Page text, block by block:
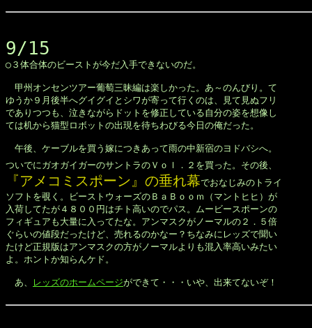
9/15
◯３体合体のビーストが今だ入手できないのだ。
甲州オンセンツアー葡萄三昧編は楽しかった。あ～のんびり。て
ゆうか９月後半へグイグイとシワが寄って行くのは、見て見ぬフリ
でありつつも、泣きながらドットを修正している自分の姿を想像し
ては机から猫型ロボットの出現を待ちわびる今日の俺だった。
午後、ケーブルを買う嫁につきあって雨の中新宿のヨドバシへ。
ついでにガオガイガーのサントラのＶｏｌ．２を買った。その後、
『アメコミスポーン』の垂れ幕でおなじみのトライ
ソフトを覗く。ビーストウォーズのＢａＢｏｏｍ（マントヒヒ）が
入荷してたが４８００円はチト高いのでパス。ムービースポーンの
フィギュアも大量に入ってたな。アンマスクがノーマルの２．５倍
ぐらいの値段だったけど、売れるのかなー？ちなみにレッズで聞い
たけど正規版はアンマスクの方がノーマルよりも混入率高いみたい
よ。ホントか知らんケド。
あ、 レッズのホームページができて・・・いや、出来てないぞ！